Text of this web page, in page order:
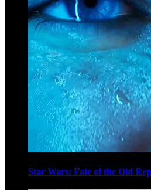
Star Wars: Fate of the Old